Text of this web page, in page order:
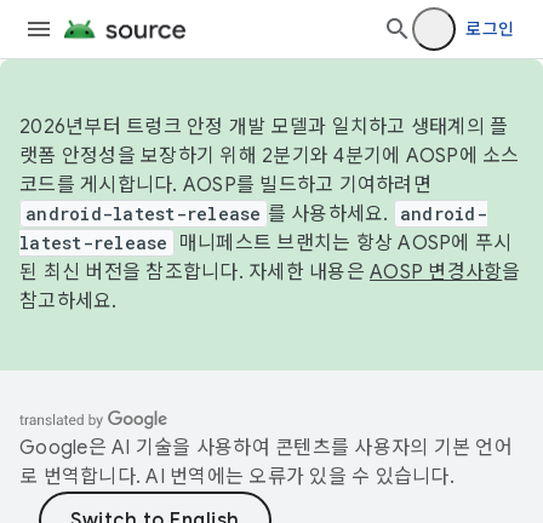
로그인
2026년부터 트렁크 안정 개발 모델과 일치하고 생태계의 플
랫폼 안정성을 보장하기 위해 2분기와 4분기에 AOSP에 소스
코드를 게시합니다. AOSP를 빌드하고 기여하려면
android-latest-release 를 사용하세요.
android-
latest-release
매니페스트 브랜치는 항상 AOSP에 푸시
된 최신 버전을 참조합니다. 자세한 내용은 AOSP 변경사항을
참고하세요.
Google은 AI 기술을 사용하여 콘텐츠를 사용자의 기본 언어
로 번역합니다. AI 번역에는 오류가 있을 수 있습니다.